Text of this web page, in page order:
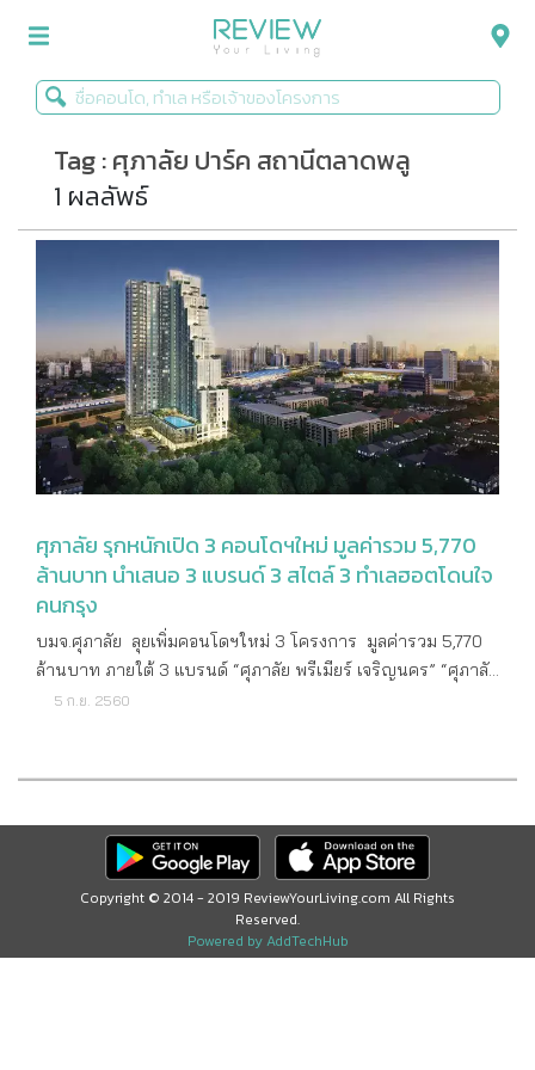
รีวิวคอนโด
รีวิวบ้าน
Life+Style
Infographic
ข่าวโปรโมชั่น
Tag : ศุภาลัย ปาร์ค สถานีตลาดพลู
1 ผลลัพธ์
ศุภาลัย รุกหนักเปิด 3 คอนโดฯใหม่ มูลค่ารวม 5,770
ล้านบาท นำเสนอ 3 แบรนด์ 3 สไตล์ 3 ทำเลฮอตโดนใจ
คนกรุง
บมจ.ศุภาลัย ลุยเพิ่มคอนโดฯใหม่ 3 โครงการ มูลค่ารวม 5,770
ล้านบาท ภายใต้ 3 แบรนด์ “ศุภาลัย พรีเมียร์ เจริญนคร” “ศุภาลัย
ลอฟท์ สถานีแยกไฟฉาย” และ“ศุภาลัย ปาร์ค สถานีตลาดพลู” บน
ต่างกันในแต่ละโครงการ ให้เลือกสรรตรงความชื่นชอบของการ
ลัย จำกัด (มหาชน) กล่าวว่า บริษัทฯ มุ่งเน้นขยายตลาด
อสังหาริมทรัพย์ในพื้นที่ใหม่ๆ ด้วยการพัฒนาสินค้าให้มีความ
หลากหลายมากขึ้น เพื่อรองรับความต้องการของกลุ่มผู้บริโภคใน
ทุกเซ็กเมนต์ และล่าสุดเตรียมพัฒนาโครงการคอนโดมิเนียมแห่ง
ใหม่ในย่านฝั่งธนบุรี พร้อมเปิดตัวในเดือนกันยายนนี้ จำนวน 3
5 ก.ย. 2560
Copyright © 2014 - 2019 ReviewYourLiving.com All Rights
Reserved.
Powered by AddTechHub